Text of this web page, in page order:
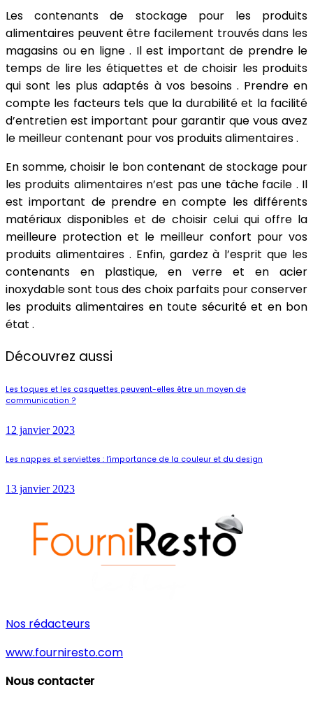
Les contenants de stockage pour les produits
alimentaires peuvent être facilement trouvés dans les
magasins ou en ligne . Il est important de prendre le
temps de lire les étiquettes et de choisir les produits
qui sont les plus adaptés à vos besoins . Prendre en
compte les facteurs tels que la durabilité et la facilité
d’entretien est important pour garantir que vous avez
le meilleur contenant pour vos produits alimentaires .
En somme, choisir le bon contenant de stockage pour
les produits alimentaires n’est pas une tâche facile . Il
est important de prendre en compte les différents
matériaux disponibles et de choisir celui qui offre la
meilleure protection et le meilleur confort pour vos
produits alimentaires . Enfin, gardez à l’esprit que les
contenants en plastique, en verre et en acier
inoxydable sont tous des choix parfaits pour conserver
les produits alimentaires en toute sécurité et en bon
état .
Découvrez aussi
Les toques et les casquettes peuvent-elles être un moyen de
communication ?
12 janvier 2023
Les nappes et serviettes : l’importance de la couleur et du design
13 janvier 2023
Nos rédacteurs
www.fourniresto.com
Nous contacter